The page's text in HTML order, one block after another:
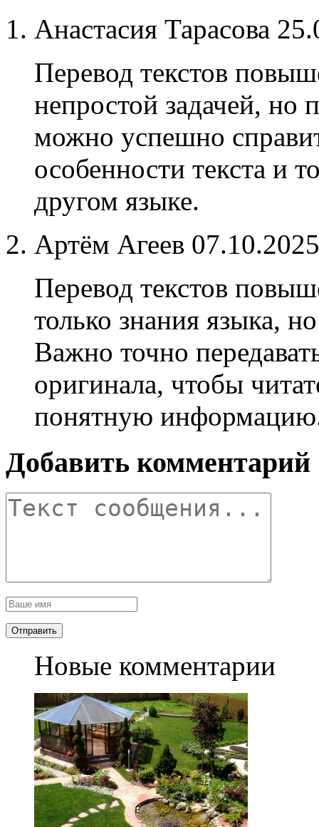
Анастасия Тарасова
Перевод текстов
непростой задачей, но
можно успешно
особенности текста и
другом языке.
Артём Агеев 07.10.2025
Перевод текстов
только знания языка,
Важно точно
оригинала, чтобы
понятную
Добавить комментарий
Новые комментарии